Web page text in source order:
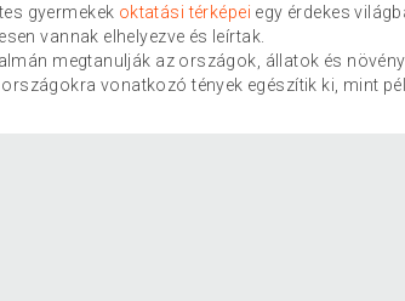
gyermekek oktatási térképei egy érdekes
vannak elhelyezve és leírtak.
megtanulják az országok, állatok és
vonatkozó tények egészítik ki, mint